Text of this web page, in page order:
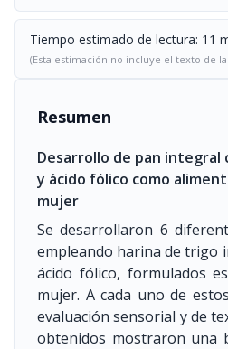
Tiempo estimado de lectura: 11
(Esta estimación no incluye el texto de
Resumen
Desarrollo de pan integral
y ácido fólico como
mujer
Se desarrollaron 6
empleando harina de trigo
ácido fólico, formulados
mujer. A cada uno de
evaluación sensorial y de
obtenidos mostraron una